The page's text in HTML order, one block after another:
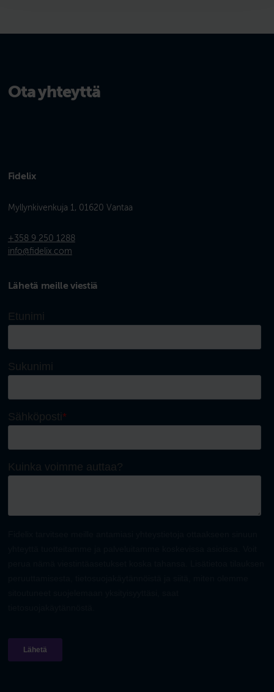
Ota yhteyttä
Fidelix
Myllynkivenkuja 1, 01620 Vantaa
+358 9 250 1288
info@fidelix.com
Lähetä meille viestiä